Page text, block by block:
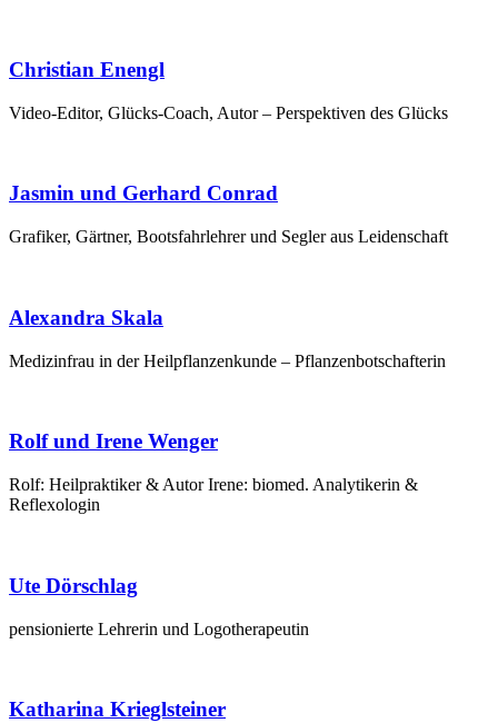
Christian Enengl
Video-Edi­tor, Glücks-Coach, Autor – Per­spek­ti­ven des Glücks
Jasmin und Gerhard Conrad
Gra­fi­ker, Gärt­ner, Boots­fahr­leh­rer und Seg­ler aus Leidenschaft
Alexandra Skala
Mediz­in­frau in der Heil­pflan­zen­kun­de – Pflanzenbotschafterin
Rolf und Irene Wenger
Rolf: Heil­prak­ti­ker & Autor Ire­ne: bio­med. Ana­ly­ti­ke­rin &
Reflexologin
Ute Dörschlag
pen­sio­nier­te Leh­re­rin und Logotherapeutin
Katharina Krieglsteiner